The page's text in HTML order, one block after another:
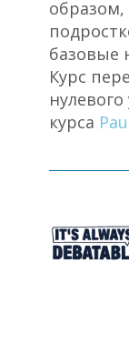
образом,
базовые
Курс
курса